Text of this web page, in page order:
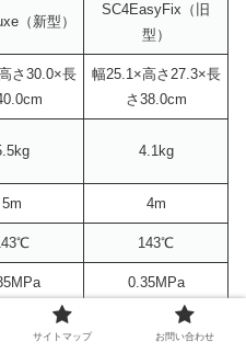
（新型）
SC4EasyFix（旧
型）
さ30.0×長
幅25.1×高さ27.3×長
さ38.0cm
4.1kg
5m 4m
143℃
0.35MPa
約4分
サイトマップ お問い合わせ